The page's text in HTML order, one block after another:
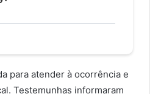
para atender à ocorrência e
Testemunhas informaram